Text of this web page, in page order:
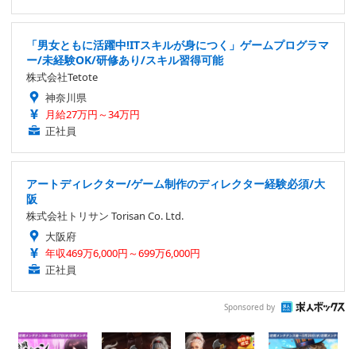
「男女ともに活躍中!ITスキルが身につく」ゲームプログラマ
ー/未経験OK/研修あり/スキル習得可能
株式会社Tetote
神奈川県
月給27万円～34万円
正社員
アートディレクター/ゲーム制作のディレクター経験必須/大
阪
株式会社トリサン Torisan Co. Ltd.
大阪府
年収469万6,000円～699万6,000円
正社員
Sponsored by